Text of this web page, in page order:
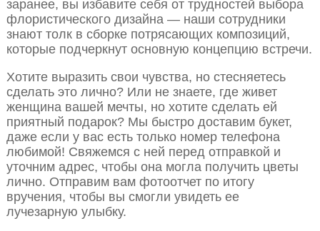
заранее, вы избавите себя от трудностей выбора
флористического дизайна — наши сотрудники
знают толк в сборке потрясающих композиций,
которые подчеркнут основную концепцию встречи.
Хотите выразить свои чувства, но стесняетесь
сделать это лично? Или не знаете, где живет
женщина вашей мечты, но хотите сделать ей
приятный подарок? Мы быстро доставим букет,
даже если у вас есть только номер телефона
любимой! Свяжемся с ней перед отправкой и
уточним адрес, чтобы она могла получить цветы
лично. Отправим вам фотоотчет по итогу
вручения, чтобы вы смогли увидеть ее
лучезарную улыбку.